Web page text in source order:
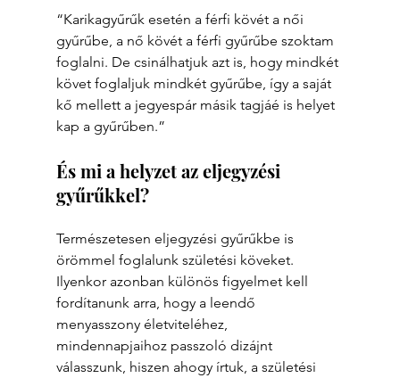
“Karikagyűrűk esetén a férfi kövét a női
gyűrűbe, a nő kövét a férfi gyűrűbe szoktam
foglalni. De csinálhatjuk azt is, hogy mindkét
követ foglaljuk mindkét gyűrűbe, így a saját
kő mellett a jegyespár másik tagjáé is helyet
kap a gyűrűben.”
És mi a helyzet az eljegyzési
gyűrűkkel?
Természetesen eljegyzési gyűrűkbe is
örömmel foglalunk születési köveket.
Ilyenkor azonban különös figyelmet kell
fordítanunk arra, hogy a leendő
menyasszony életviteléhez,
mindennapjaihoz passzoló dizájnt
válasszunk, hiszen ahogy írtuk, a születési